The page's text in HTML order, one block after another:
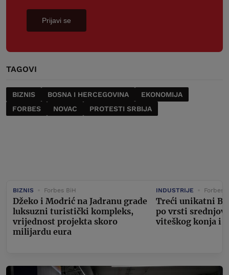
Prijavi se
TAGOVI
BIZNIS BOSNA I HERCEGOVINA
EKONOMIJA
FORBES
NOVAC PROTESTI SRBIJA
BIZNIS Forbes BiH
Džeko i Modrić na Jadranu grade
luksuzni turistički kompleks,
vrijednost projekta skoro
milijardu eura
INDUSTRIJE Forbes
Treći unikatni
po vrsti
viteškog konja i